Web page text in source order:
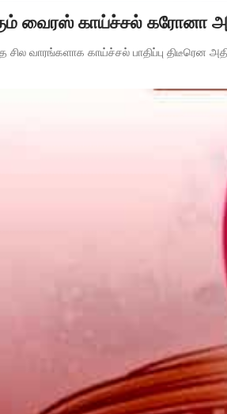
வைரஸ் காய்ச்சல் கரோனா
வாரங்களாக காய்ச்சல் பாதிப்பு திடீரென